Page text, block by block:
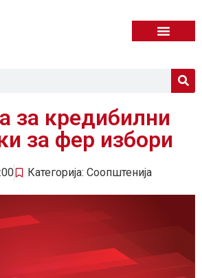
за кредибилни
за фер избори
Категорија: Соопштенија